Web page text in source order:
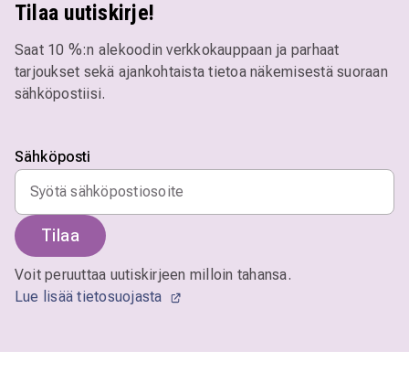
Tilaa uutiskirje!
Saat 10 %:n alekoodin verkkokauppaan ja parhaat
tarjoukset sekä ajankohtaista tietoa näkemisestä suoraan
sähköpostiisi.
Sähköposti
Tilaa
Voit peruuttaa uutiskirjeen milloin tahansa.
Lue lisää tietosuojasta